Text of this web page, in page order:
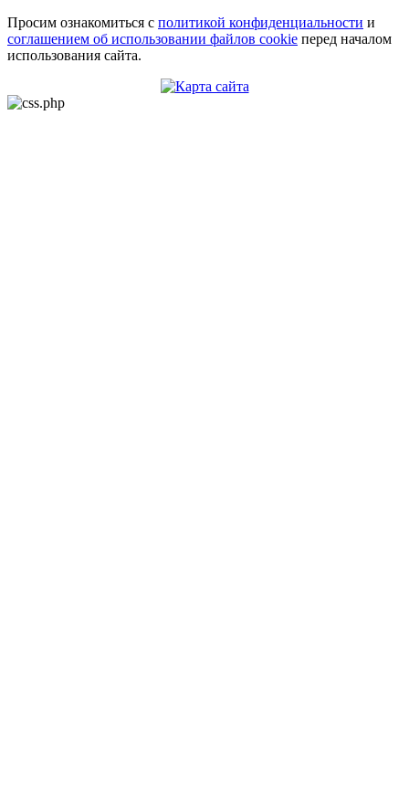
Просим ознакомиться с политикой конфиденциальности и
соглашением об использовании файлов cookie перед началом
использования сайта.